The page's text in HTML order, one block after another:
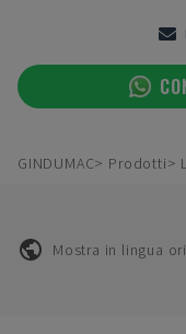
GINDUMAC Prodotti
Mostra in lingua